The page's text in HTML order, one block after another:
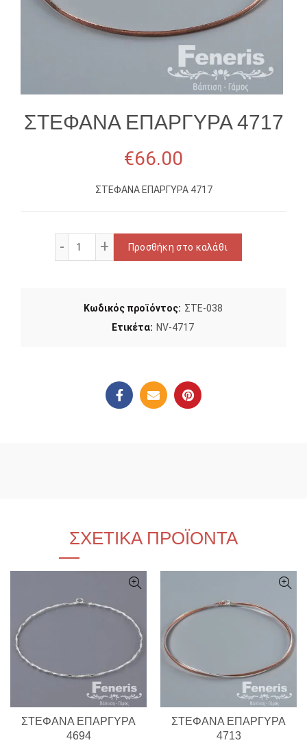
ΣΤΕΦΑΝΑ ΕΠΑΡΓΥΡΑ 4717
€66.00
ΣΤΕΦΑΝΑ ΕΠΑΡΓΥΡΑ 4717
ΣΤΕΦΑΝΑ ΕΠΑΡΓΥΡΑ 4717 ποσότητα
Προσθήκη στο καλάθι
Κωδικός προϊόντος: ΣΤΕ-038
Ετικέτα: NV-4717
ΣΧΕΤΙΚΆ ΠΡΟΪΌΝΤΑ
ΣΤΕΦΑΝΑ ΕΠΑΡΓΥΡΑ
4694
ΣΤΕΦΑΝΑ ΕΠΑΡΓΥΡΑ
4713